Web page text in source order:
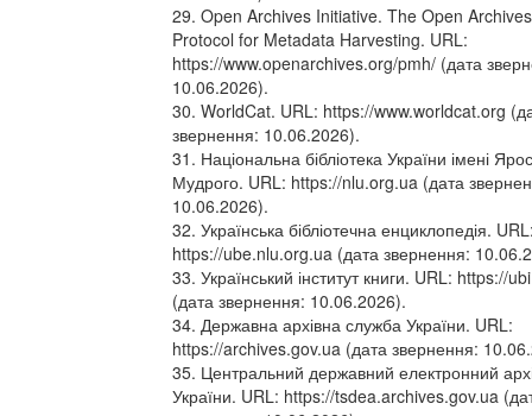
29. Open Archives Initiative. The Open
Protocol for Metadata Harvesting. URL:
https://www.openarchives.org/pmh/ (дата
10.06.2026).
30. WorldCat. URL: https://www.worldcat.org
звернення: 10.06.2026).
31. Національна бібліотека України імені
Мудрого. URL: https://nlu.org.ua (дата
10.06.2026).
32. Українська бібліотечна енциклопедія.
https://ube.nlu.org.ua (дата звернення:
33. Український інститут книги. URL: https://
(дата звернення: 10.06.2026).
34. Державна архівна служба України. URL:
https://archives.gov.ua (дата звернення:
35. Центральний державний електронний
України. URL: https://tsdea.archives.gov.ua